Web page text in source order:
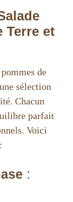
Terre et
de
sélection
Chacun
parfait
Voici
: